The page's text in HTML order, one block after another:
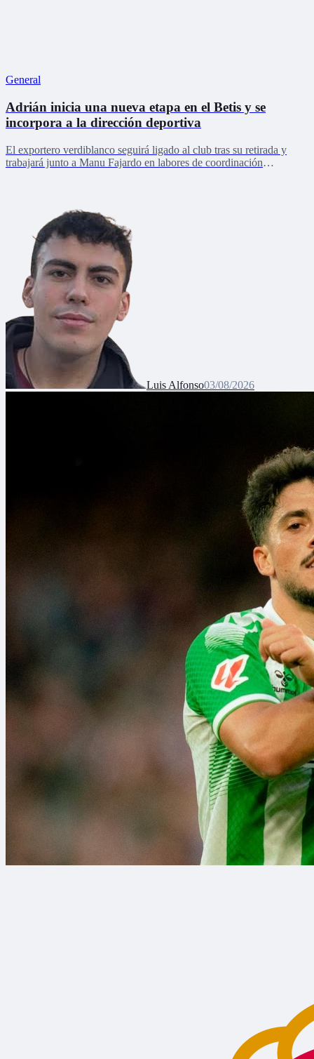
General
Adrián inicia una nueva etapa en el Betis y se
incorpora a la dirección deportiva
El exportero verdiblanco seguirá ligado al club tras su retirada y
trabajará junto a Manu Fajardo en labores de coordinación
Luis Alfonso03/08/2026